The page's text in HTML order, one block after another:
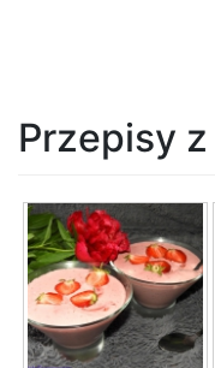
Przepisy